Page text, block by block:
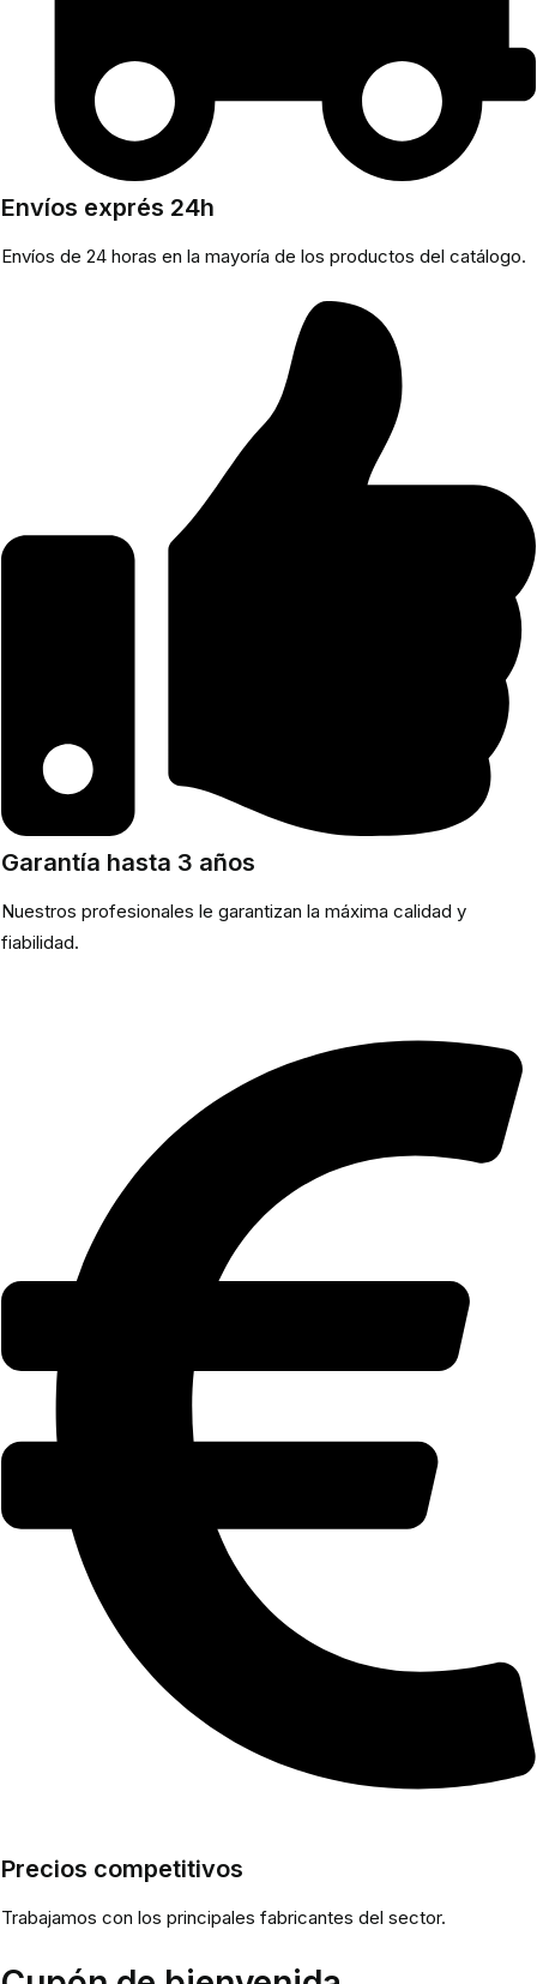
Envíos exprés 24h
Envíos de 24 horas en la mayoría de los productos del catálogo.
Garantía hasta 3 años
Nuestros profesionales le garantizan la máxima calidad y
fiabilidad.
Precios competitivos
Trabajamos con los principales fabricantes del sector.